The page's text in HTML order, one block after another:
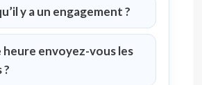
y a un engagement ?
heure envoyez-vous les